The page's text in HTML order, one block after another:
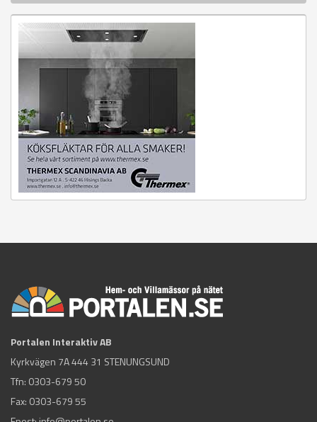
Portalen Interaktiv AB
Kyrkvägen 7A 444 31 STENUNGSUND
Tfn: 0303-679 50
Fax: 0303-679 55